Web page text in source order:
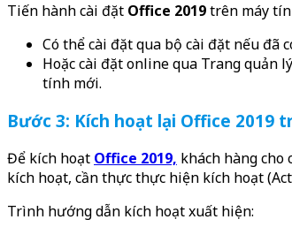
Tiến hành cài đặt Office 2019trên máy
Có thể cài đặt qua bộ cài đặt nếu đã
Hoặc cài đặt online qua Trang quản
tính mới.
Bước 3: Kích hoạt lại Office 2019
Để kích hoạt Office 2019, khách hàng cho
kích hoạt, cần thực thực hiện kích hoạt
Trình hướng dẫn kích hoạt xuất hiện: